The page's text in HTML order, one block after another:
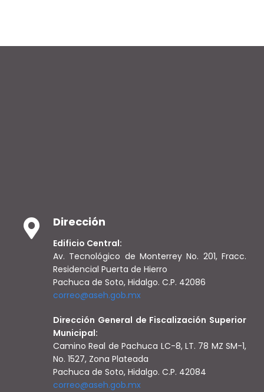
Dirección
Edificio Central:
Av. Tecnológico de Monterrey No. 201, Fracc.
Residencial Puerta de Hierro
Pachuca de Soto, Hidalgo. C.P. 42086
correo@aseh.gob.mx
Dirección General de Fiscalización Superior
Municipal:
Camino Real de Pachuca LC-8, LT. 78 MZ SM-1,
No. 1527, Zona Plateada
Pachuca de Soto, Hidalgo. C.P. 42084
correo@aseh.gob.mx